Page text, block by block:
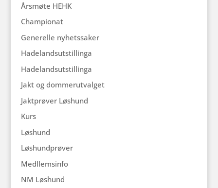
Årsmøte HEHK
Championat
Generelle nyhetssaker
Hadelandsutstillinga
Hadelandsutstillinga
Jakt og dommerutvalget
Jaktprøver Løshund
Kurs
Løshund
Løshundprøver
Medllemsinfo
NM Løshund